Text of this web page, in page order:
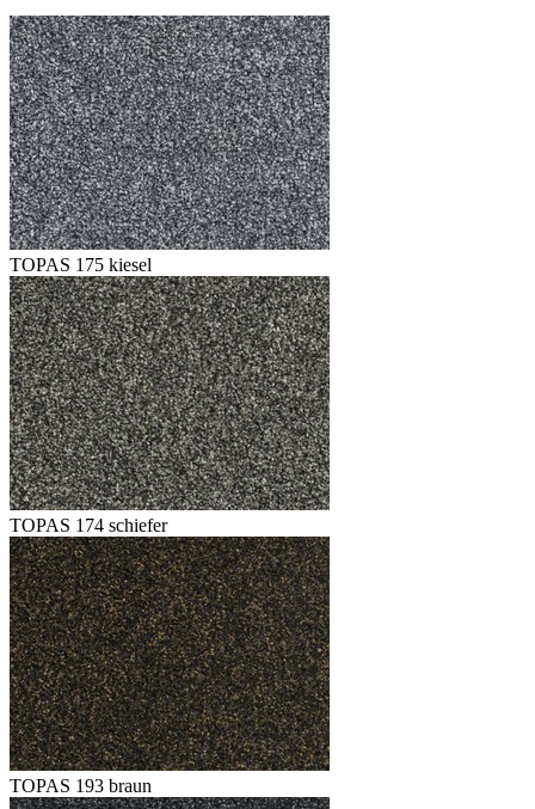
TOPAS 175 kiesel
TOPAS 174 schiefer
TOPAS 193 braun